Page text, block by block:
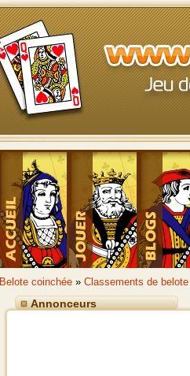
Belote coinchée » Classements de belote
Annonceurs